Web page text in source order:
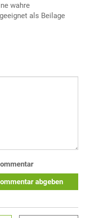
wahre
als Beilage
abgeben